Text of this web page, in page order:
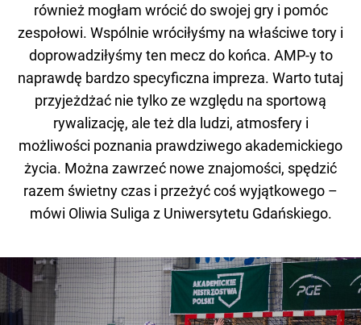
również mogłam wrócić do swojej gry i pomóc
zespołowi. Wspólnie wróciłyśmy na właściwe tory i
doprowadziłyśmy ten mecz do końca. AMP-y to
naprawdę bardzo specyficzna impreza. Warto tutaj
przyjeżdżać nie tylko ze względu na sportową
rywalizację, ale też dla ludzi, atmosfery i
możliwości poznania prawdziwego akademickiego
życia. Można zawrzeć nowe znajomości, spędzić
razem świetny czas i przeżyć coś wyjątkowego –
mówi Oliwia Suliga z Uniwersytetu Gdańskiego.